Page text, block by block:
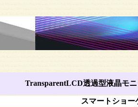
TransparentLCD透過型液晶モ
スマートショ